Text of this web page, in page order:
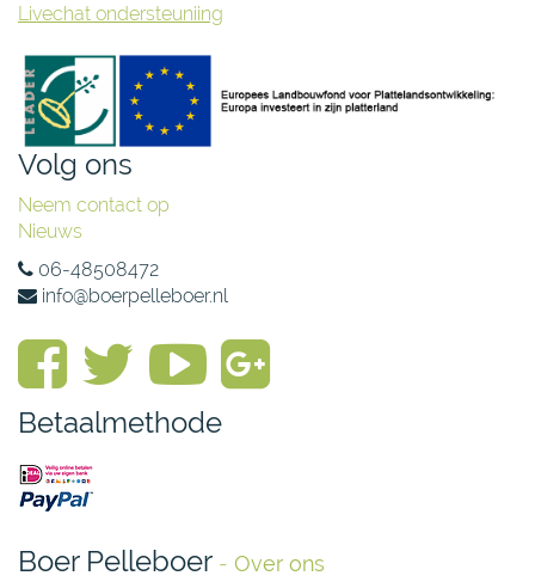
Livechat ondersteuniing
Volg ons
Neem contact op
Nieuws
06-48508472
info@boerpelleboer.nl
Betaalmethode
Boer Pelleboer - Over ons